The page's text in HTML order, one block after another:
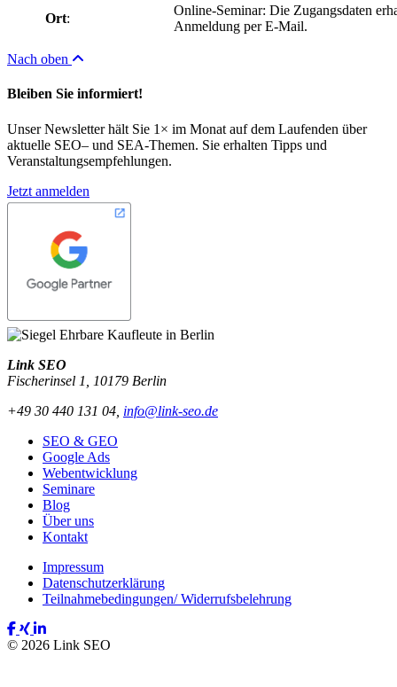
Ort:
Online-Seminar: Die Zugangsdaten
Anmeldung per E-Mail.
Nach oben
Bleiben Sie informiert!
Unser Newsletter hält Sie 1× im Monat auf dem Laufenden über
aktuelle SEO– und SEA-Themen. Sie erhalten Tipps und
Veranstaltungsempfehlungen.
Jetzt anmelden
Link SEO
Fischerinsel 1
10179 Berlin
+49 30 440 131 04 info@link-seo.de
SEO & GEO
Google Ads
Webentwicklung
Seminare
Blog
Über uns
Kontakt
Impressum
Datenschutzerklärung
Teilnahmebedingungen/ Widerrufsbelehrung
© 2026 Link SEO